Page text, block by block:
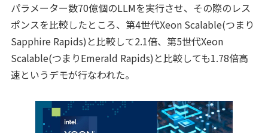
パラメーター数70億個のLLMを実行させ、その際のレス
ポンスを比較したところ、第4世代Xeon Scalable(つまり
Sapphire Rapids)と比較して2.1倍、第5世代Xeon
Scalable(つまりEmerald Rapids)と比較しても1.78倍高
速というデモが行なわれた。